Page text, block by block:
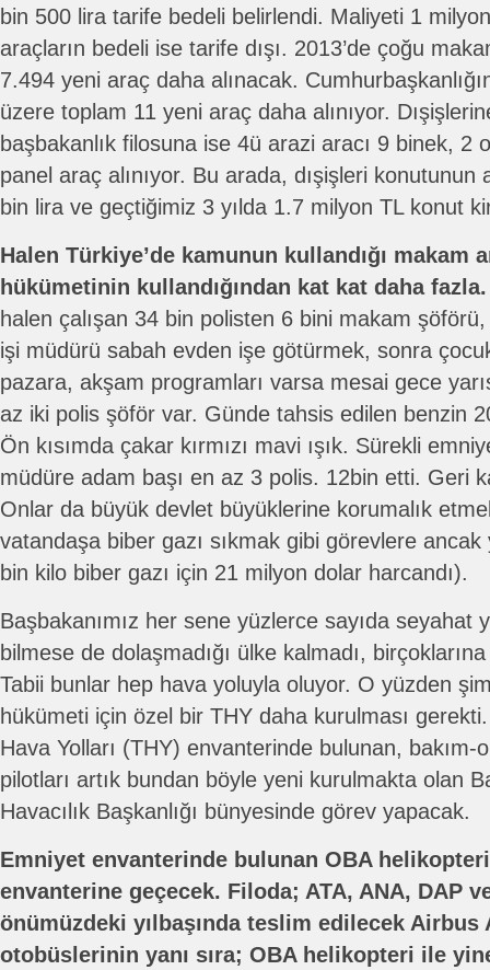
bin 500 lira tarife bedeli belirlendi. Maliyeti 1 milyon
araçların bedeli ise tarife dışı. 2013’de çoğu
7.494 yeni araç daha alınacak.
üzere toplam 11 yeni araç daha alınıyor.
başbakanlık filosuna ise 4ü arazi aracı 9 binek, 2
panel araç alınıyor. Bu arada, dışişleri konutunun
bin lira ve geçtiğimiz 3 yılda 1.7 milyon TL konut
Halen Türkiye’de kamunun kullandığı makam
hükümetinin kullandığından kat kat daha fazla.
halen çalışan 34 bin polisten 6 bini makam
işi müdürü sabah evden işe götürmek, sonra
pazara, akşam programları varsa mesai gece
az iki polis şöför var. Günde tahsis edilen benzin
Ön kısımda çakar kırmızı mavi ışık. Sürekli
müdüre adam başı en az 3 polis. 12bin etti. Geri
Onlar da büyük devlet büyüklerine korumalık
vatandaşa biber gazı sıkmak gibi görevlere ancak
bin kilo biber gazı için 21 milyon dolar harcandı).
Başbakanımız her sene yüzlerce sayıda seyahat
bilmese de dolaşmadığı ülke kalmadı,
Tabii bunlar hep hava yoluyla oluyor. O yüzden
hükümeti için özel bir THY daha kurulması
Hava Yolları (THY) envanterinde bulunan, bakım-
pilotları artık bundan böyle yeni kurulmakta olan
Havacılık Başkanlığı bünyesinde görev yapacak.
Emniyet envanterinde bulunan OBA
envanterine geçecek. Filoda; ATA, ANA, DAP
önümüzdeki yılbaşında teslim edilecek Airbus
otobüslerinin yanı sıra; OBA helikopteri ile